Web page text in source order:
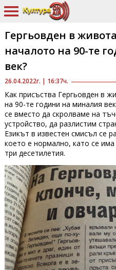
26.04.2022г. | 16:37ч.
Гергьовден в
началото на 90-те
век?
Как присъства Гергьовден в
на 90-те години на миналия
се вместо да скролваме на
устройство, да разлистим
Езикът в известен смисъл се
което е нормално, като се
три десетилетия.